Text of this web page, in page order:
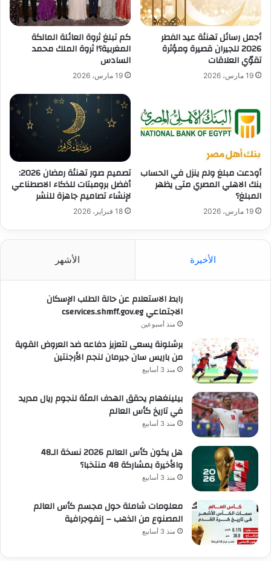
أجمل رسائل تهنئة عيد الفطر
2026 للجيران قصيرة ومؤثرة
تقوّي العلاقات
19 مارس، 2026
كم تبلغ ثروة العائلة المالكة
المغربية؟! ثروة الملك محمد
السادس
19 مارس، 2026
أودعت مبلغ ولم ينزل في الحساب
بنك الاهلي المصري متى يظهر
المبلغ؟
19 مارس، 2026
تصميم صور تهنئة رمضان 2026:
أفضل برومبتات للذكاء الاصطناعي
لإنشاء تصاميم جاهزة للنشر
18 فبراير، 2026
الأخيرة الأشهر
رابط الاستعلام عن حالة الطلب الإسكان
الاجتماعي cservices.shmff.gov.eg
منذ أسبوعين
برشلونة يسعى لتعزيز دفاعه ضد العروض القوية
من باريس سان جيرمان لنجم الأرجنتين
منذ 3 أسابيع
بيلينغهام يحقق الهدف المئة لنجوم ريال مدريد
في تاريخ كأس العالم
منذ 3 أسابيع
هل يكون كأس العالم 2026 نسخة الـ48
والأخيرة بمشاركة 48 منتخبا؟
منذ 3 أسابيع
معلومات شاملة حول مجسم كأس العالم
المصنوع من الذهب – إنفوجرافية
منذ 3 أسابيع